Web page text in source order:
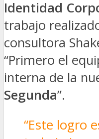
Identidad
trabajo
consultora
“Primero el
interna de la
Segunda”.
“Este logro